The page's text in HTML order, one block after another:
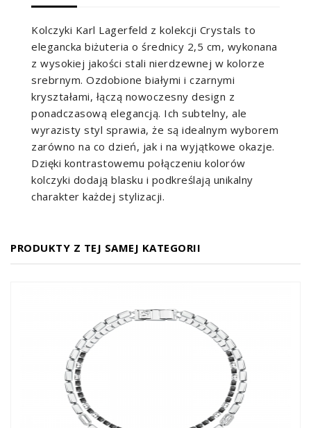
Kolczyki Karl Lagerfeld z kolekcji Crystals to
elegancka biżuteria o średnicy 2,5 cm, wykonana
z wysokiej jakości stali nierdzewnej w kolorze
srebrnym. Ozdobione białymi i czarnymi
kryształami, łączą nowoczesny design z
ponadczasową elegancją. Ich subtelny, ale
wyrazisty styl sprawia, że są idealnym wyborem
zarówno na co dzień, jak i na wyjątkowe okazje.
Dzięki kontrastowemu połączeniu kolorów
kolczyki dodają blasku i podkreślają unikalny
charakter każdej stylizacji.
PRODUKTY Z TEJ SAMEJ KATEGORII